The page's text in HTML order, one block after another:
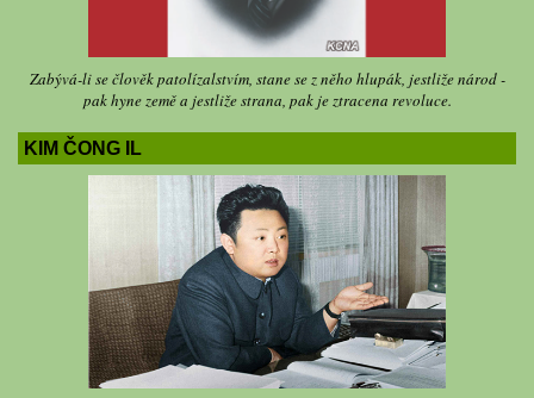
Zabývá-li se člověk patolízalstvím, stane se z něho hlupák, jestliže národ -
pak hyne země a jestliže strana, pak je ztracena revoluce.
KIM ČONG IL